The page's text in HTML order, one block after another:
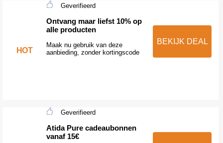
HOT
Geverifieerd
Ontvang maar liefst 10% op
alle producten
Maak nu gebruik van deze
aanbieding, zonder kortingscode
BEKIJK DEAL
Geverifieerd
Atida Pure cadeaubonnen
vanaf 15€